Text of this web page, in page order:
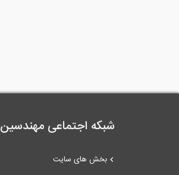
شبکه اجتماعی مهندسین 808
بخش های سایت